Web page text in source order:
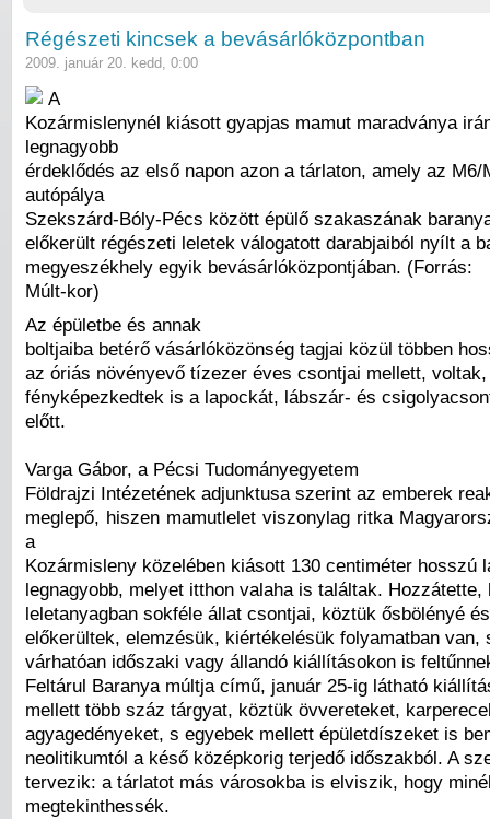
Régészeti kincsek a bevásárlóközpontban
2009. január 20. kedd, 0:00
A
Kozármislenynél kiásott gyapjas mamut maradványa
legnagyobb
érdeklődés az első napon azon a tárlaton, amely az M6/
autópálya
Szekszárd-Bóly-Pécs között épülő szakaszának
előkerült régészeti leletek válogatott darabjaiból nyílt a
megyeszékhely egyik bevásárlóközpontjában. (Forrás:
Múlt-kor)
Az épületbe és annak
boltjaiba betérő vásárlóközönség tagjai közül többen
az óriás növényevő tízezer éves csontjai mellett,
fényképezkedtek is a lapockát, lábszár- és
előtt.
Varga Gábor, a Pécsi Tudományegyetem
Földrajzi Intézetének adjunktusa szerint az emberek
meglepő, hiszen mamutlelet viszonylag ritka
a
Kozármisleny közelében kiásott 130 centiméter hosszú
legnagyobb, melyet itthon valaha is találtak. Hozzátette,
leletanyagban sokféle állat csontjai, köztük ősbölényé
előkerültek, elemzésük, kiértékelésük folyamatban van,
várhatóan időszaki vagy állandó kiállításokon is
Feltárul Baranya múltja című, január 25-ig látható
mellett több száz tárgyat, köztük övvereteket,
agyagedényeket, s egyebek mellett épületdíszeket is
neolitikumtól a késő középkorig terjedő időszakból. A
tervezik: a tárlatot más városokba is elviszik, hogy
megtekinthessék.